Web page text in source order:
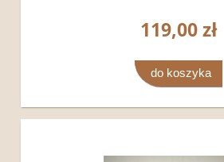
119,00 zł
do koszyka